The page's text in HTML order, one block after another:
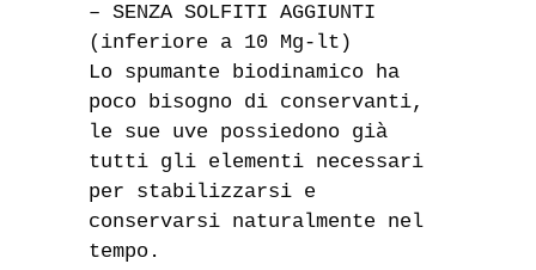
– SENZA SOLFITI AGGIUNTI
(inferiore a 10 Mg-lt)
Lo spumante biodinamico ha
poco bisogno di conservanti,
le sue uve possiedono già
tutti gli elementi necessari
per stabilizzarsi e
conservarsi naturalmente nel
tempo.